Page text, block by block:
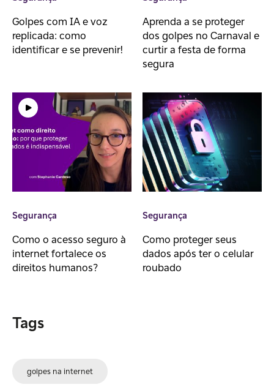
Golpes com IA e voz
replicada: como
identificar e se prevenir!
Aprenda a se proteger
dos golpes no Carnaval e
curtir a festa de forma
segura
Segurança
Como o acesso seguro à
internet fortalece os
direitos humanos?
Segurança
Como proteger seus
dados após ter o celular
roubado
Tags
golpes na internet